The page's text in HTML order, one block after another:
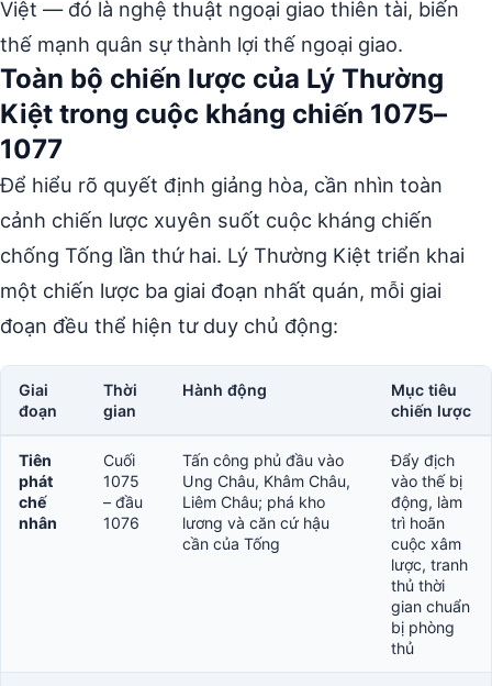
Việt — đó là nghệ thuật ngoại giao thiên tài, biến
thế mạnh quân sự thành lợi thế ngoại giao.
Toàn bộ chiến lược của Lý Thường
Kiệt trong cuộc kháng chiến 1075–
1077
Để hiểu rõ quyết định giảng hòa, cần nhìn toàn
cảnh chiến lược xuyên suốt cuộc kháng chiến
chống Tống lần thứ hai. Lý Thường Kiệt triển khai
một chiến lược ba giai đoạn nhất quán, mỗi giai
đoạn đều thể hiện tư duy chủ động:
Giai
đoạn
Thời
gian
Hành động
Mục tiêu
chiến lược
Tiên
phát
chế
nhân
Cuối
1075
– đầu
1076
Tấn công phủ đầu vào
Ung Châu, Khâm Châu,
Liêm Châu; phá kho
lương và căn cứ hậu
cần của Tống
Đẩy địch
vào thế bị
động, làm
trì hoãn
cuộc xâm
lược, tranh
thủ thời
gian chuẩn
bị phòng
thủ